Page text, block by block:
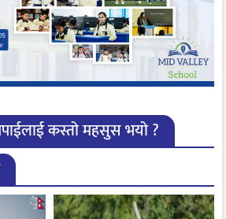
कस्तो महसुस भयो ?